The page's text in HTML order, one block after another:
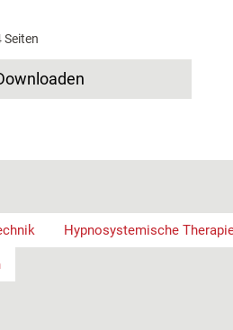
Seiten
Hypnosystemische